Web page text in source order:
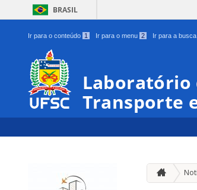
BRASIL
Ir para o conteúdo 1 Ir para o menu 2 Ir para a busca
Laboratório
Transporte